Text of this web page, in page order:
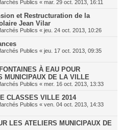
Publics « mar. 29 oct. 2013, 16:11
et Restructuration de la
Jean Vilar
Publics « jeu. 24 oct. 2013, 10:26
Publics « jeu. 17 oct. 2013, 09:35
À EAU POUR
MUNICIPAUX DE LA VILLE
Publics « mer. 16 oct. 2013, 13:33
CLASSES VILLE 2014
Publics « ven. 04 oct. 2013, 14:33
LES ATELIERS MUNICIPAUX DE